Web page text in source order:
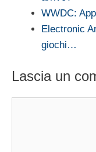
WWDC:
Electronic
giochi…
Lascia un